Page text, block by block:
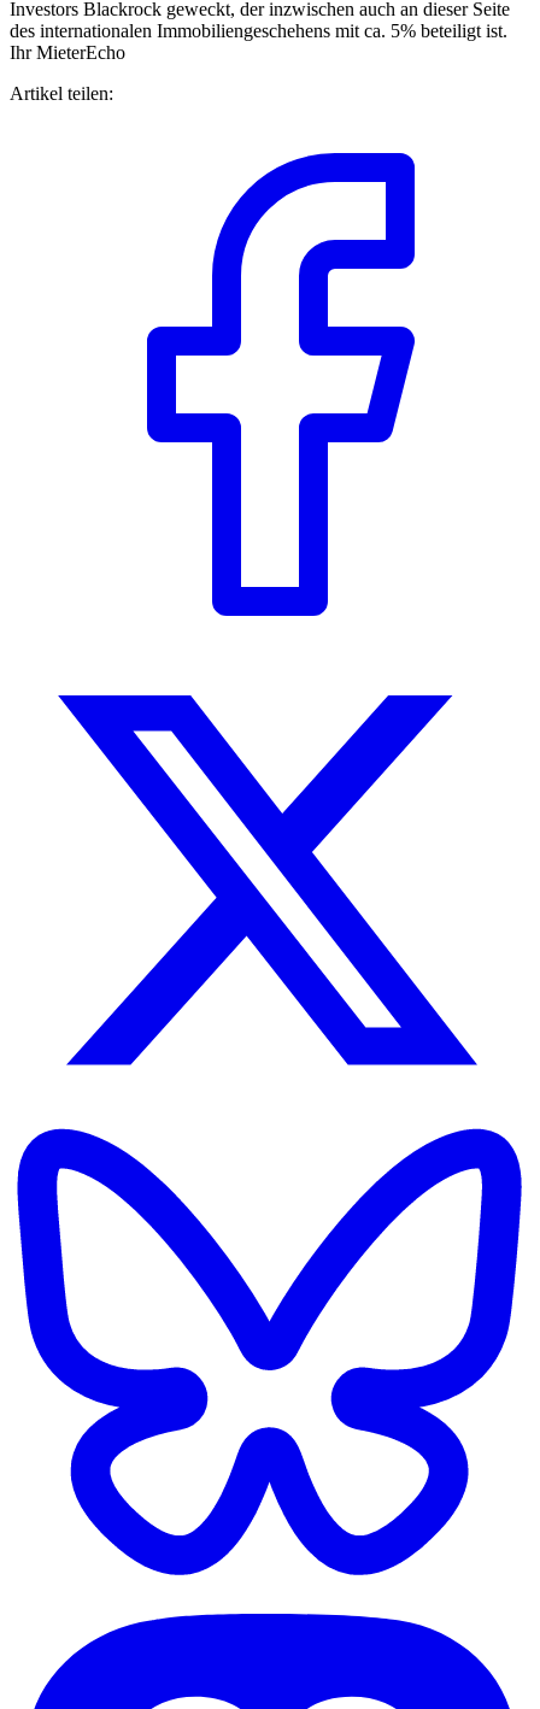
Investors Blackrock geweckt, der inzwischen auch an dieser Seite
des internationalen Immobiliengeschehens mit ca. 5% beteiligt ist.
Ihr MieterEcho
Artikel teilen: